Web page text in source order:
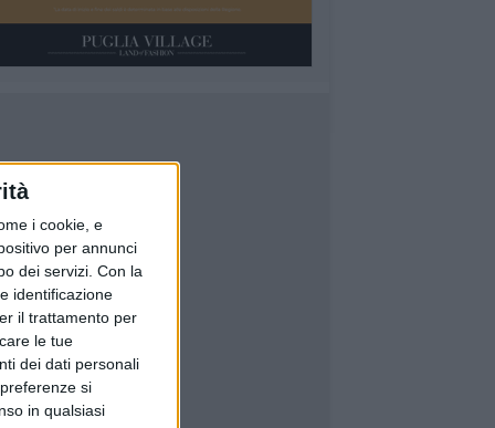
i cookie, e
per annunci
dei servizi. Con la
identificazione
il trattamento per
le tue
dei dati personali
si
in qualsiasi